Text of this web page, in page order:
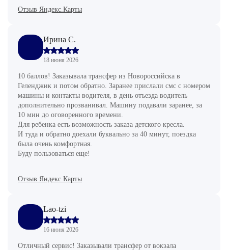
Отзыв Яндекс.Карты
Ирина С.
18 июня 2026
10 баллов! Заказывала трансфер из Новороссийска в
Геленджик и потом обратно. Заранее прислали смс с номером
машины и контакты водителя, в день отъезда водитель
дополнительно прозванивал. Машину подавали заранее, за
10 мин до оговоренного времени.
Для ребенка есть возможность заказа детского кресла.
И туда и обратно доехали буквально за 40 минут, поездка
была очень комфортная.
Буду пользоваться еще!
Отзыв Яндекс.Карты
Lao-tzi
16 июня 2026
Отличный сервис! Заказывали трансфер от вокзала